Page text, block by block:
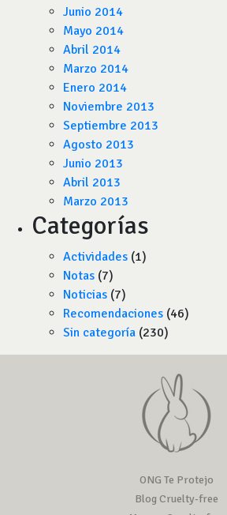
Junio 2014
Mayo 2014
Abril 2014
Marzo 2014
Enero 2014
Noviembre 2013
Septiembre 2013
Agosto 2013
Junio 2013
Abril 2013
Marzo 2013
Categorías
Actividades (1)
Notas (7)
Noticias (7)
Recomendaciones (46)
Sin categoría (230)
ONG Te Protejo
Blog Cruelty-free